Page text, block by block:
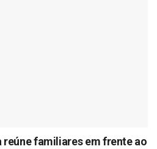
familiares em frente ao